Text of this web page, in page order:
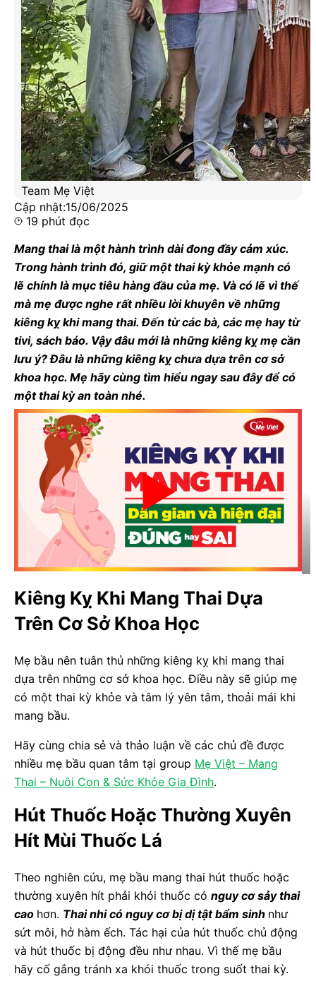
Team Mẹ Việt
Cập nhật:15/06/2025
19 phút đọc
Mang thai là một hành trình dài đong đầy cảm xúc.
Trong hành trình đó, giữ một thai kỳ khỏe mạnh có
lẽ chính là mục tiêu hàng đầu của mẹ. Và có lẽ vì thế
mà mẹ được nghe rất nhiều lời khuyên về những
kiêng kỵ khi mang thai. Đến từ các bà, các mẹ hay từ
tivi, sách báo. Vậy đâu mới là những kiêng kỵ mẹ cần
lưu ý? Đâu là những kiêng kỵ chưa dựa trên cơ sở
khoa học. Mẹ hãy cùng tìm hiểu ngay sau đây để có
một thai kỳ an toàn nhé.
Kiêng Kỵ Khi Mang Thai Dựa
Trên Cơ Sở Khoa Học
Mẹ bầu nên tuân thủ những kiêng kỵ khi mang thai
dựa trên những cơ sở khoa học. Điều này sẽ giúp mẹ
có một thai kỳ khỏe và tâm lý yên tâm, thoải mái khi
mang bầu.
Hãy cùng chia sẻ và thảo luận về các chủ đề được
nhiều mẹ bầu quan tâm tại group Mẹ Việt – Mang
Thai – Nuôi Con & Sức Khỏe Gia Đình.
Hút Thuốc Hoặc Thường Xuyên
Hít Mùi Thuốc Lá
Theo nghiên cứu, mẹ bầu mang thai hút thuốc hoặc
thường xuyên hít phải khói thuốc có nguy cơ sảy thai
cao hơn. Thai nhi có nguy cơ bị dị tật bẩm sinh như
sứt môi, hở hàm ếch. Tác hại của hút thuốc chủ động
và hút thuốc bị động đều như nhau. Vì thế mẹ bầu
hãy cố gắng tránh xa khói thuốc trong suốt thai kỳ.